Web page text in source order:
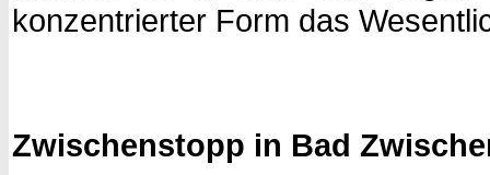
konzentrierter Form das
Zwischenstopp in Bad